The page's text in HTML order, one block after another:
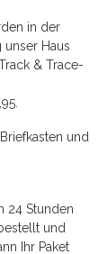
in der
unser Haus
& Trace-
und
24 Stunden
und
Ihr Paket